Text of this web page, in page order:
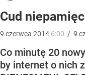
Cud
9 czerwca 2014 6:00 / 9
Co minutę 20
by internet o nich